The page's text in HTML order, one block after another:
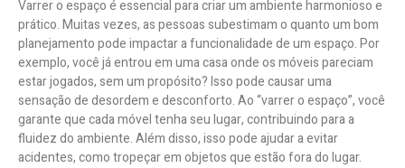
Varrer o espaço é essencial para criar um ambiente harmonioso e
prático. Muitas vezes, as pessoas subestimam o quanto um bom
planejamento pode impactar a funcionalidade de um espaço. Por
exemplo, você já entrou em uma casa onde os móveis pareciam
estar jogados, sem um propósito? Isso pode causar uma
sensação de desordem e desconforto. Ao “varrer o espaço”, você
garante que cada móvel tenha seu lugar, contribuindo para a
fluidez do ambiente. Além disso, isso pode ajudar a evitar
acidentes, como tropeçar em objetos que estão fora do lugar.